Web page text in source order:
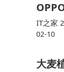
IT之家
芯片以
02-10
大麦